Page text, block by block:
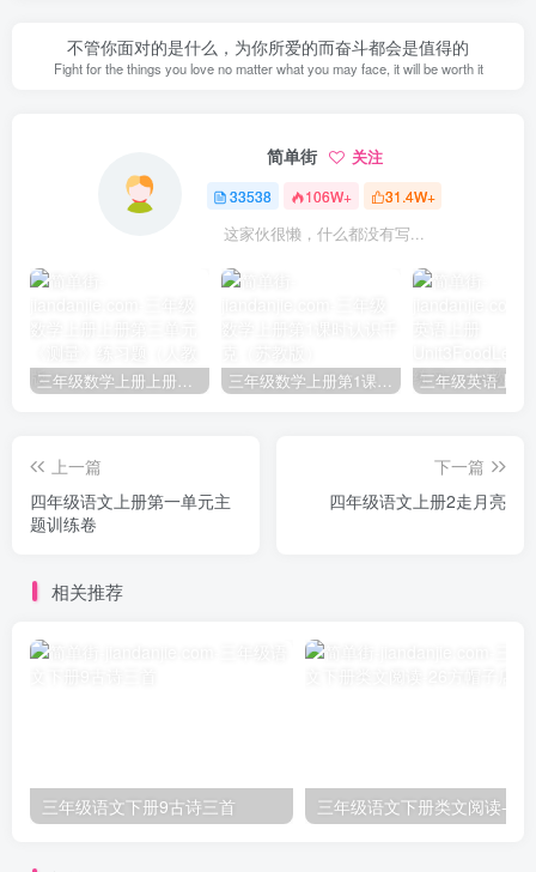
不管你面对的是什么，为你所爱的而奋斗都会是值得的
Fight for the things you love no matter what you may face, it will be worth it
简单街 关注
33538 106W+ 31.4W+
这家伙很懒，什么都没有写...
上一篇
四年级语文上册第一单元主
题训练卷
下一篇
四年级语文上册2走月亮
相关推荐
三年级语文下册9古诗三首